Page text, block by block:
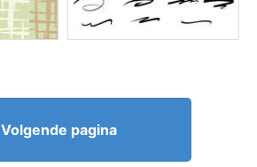
Volgende pagina